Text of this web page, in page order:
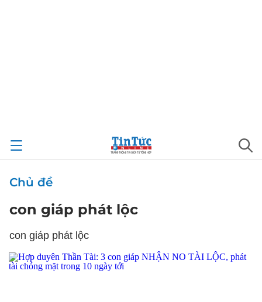
Chủ đề
con giáp phát lộc
con giáp phát lộc